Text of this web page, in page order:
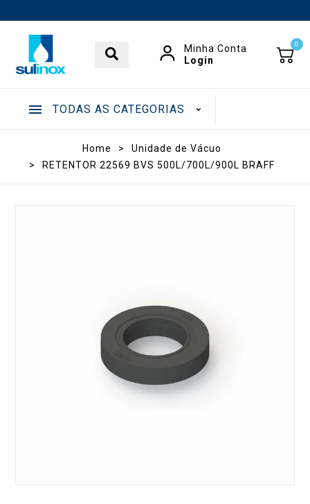
Minha Conta
Login
0
. TODAS AS CATEGORIAS
Home >
Unidade de Vácuo
>
RETENTOR 22569 BVS 500L/700L/900L BRAFF